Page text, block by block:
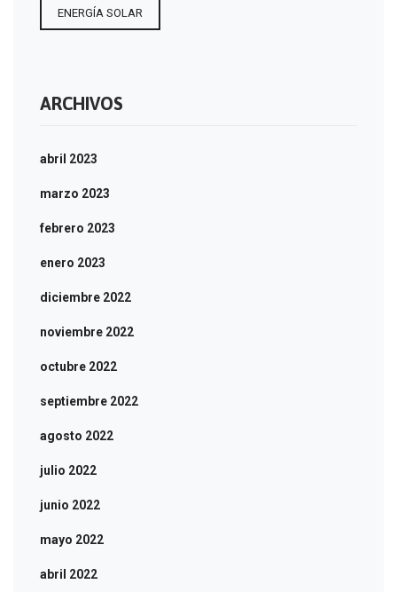
ENERGÍA SOLAR
ARCHIVOS
abril 2023
marzo 2023
febrero 2023
enero 2023
diciembre 2022
noviembre 2022
octubre 2022
septiembre 2022
agosto 2022
julio 2022
junio 2022
mayo 2022
abril 2022